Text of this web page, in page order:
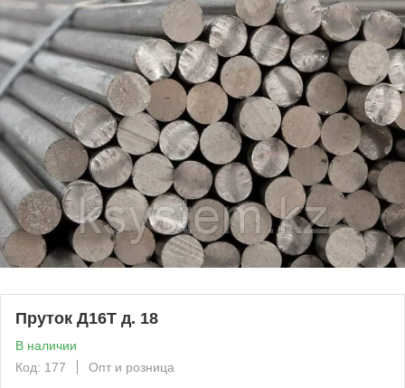
Пруток Д16Т д. 18
В наличии
Код: 177
Опт и розница